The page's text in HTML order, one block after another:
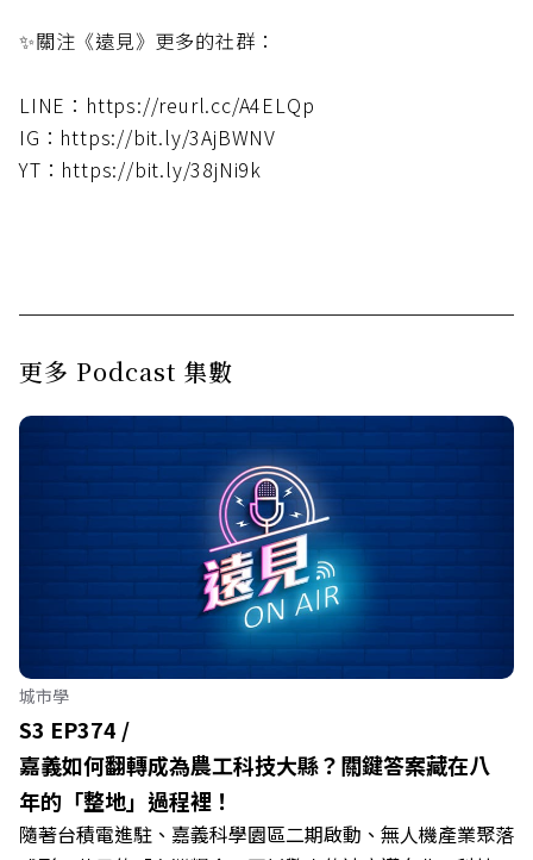
✨關注《遠見》更多的社群：
LINE：https://reurl.cc/A4ELQp
IG：https://bit.ly/3AjBWNV
YT：https://bit.ly/38jNi9k
更多 Podcast 集數
城市學
S3 EP374 /
嘉義如何翻轉成為農工科技大縣？關鍵答案藏在八
年的「整地」過程裡！
隨著台積電進駐、嘉義科學園區二期啟動、無人機產業聚落